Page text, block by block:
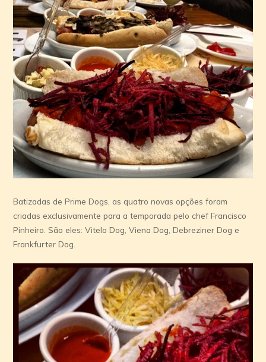
Batizadas de Prime Dogs, as quatro novas opções foram
criadas exclusivamente para a temporada pelo chef Francisco
Pinheiro. São eles: Vitelo Dog, Viena Dog, Debreziner Dog e
Frankfurter Dog.